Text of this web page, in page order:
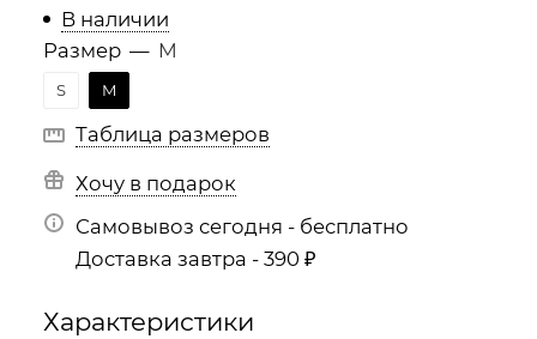
В наличии
Размер — M
S M
Таблица размеров
Хочу в подарок
Самовывоз сегодня - бесплатно
Доставка завтра - 390 ₽
Характеристики